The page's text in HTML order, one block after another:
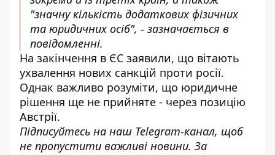
"значну кількість додаткових фізичних
та юридичних осіб", - зазначається в
повідомленні.
На закінчення в ЄС заявили, що вітають
ухвалення нових санкцій проти росії.
Однак важливо розуміти, що юридичне
рішення ще не прийняте - через позицію
Австрії.
Підписуйтесь на наш Telegram-канал, щоб
не пропустити важливі новини. За